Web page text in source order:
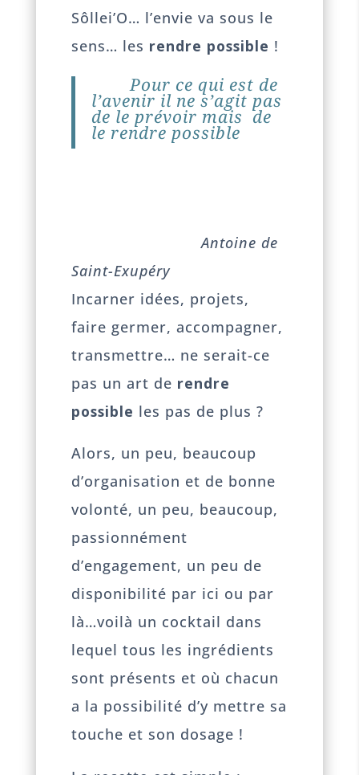
Sôllei’O… l’envie va sous le
sens… les rendre possible !
Pour ce qui est de
l’avenir il ne s’agit pas
de le prévoir mais de
le rendre possible
Antoine de
Saint-Exupéry
Incarner idées, projets,
faire germer, accompagner,
transmettre… ne serait-ce
pas un art de rendre
possible les pas de plus ?
Alors, un peu, beaucoup
d’organisation et de bonne
volonté, un peu, beaucoup,
passionnément
d’engagement, un peu de
disponibilité par ici ou par
là…voilà un cocktail dans
lequel tous les ingrédients
sont présents et où chacun
a la possibilité d’y mettre sa
touche et son dosage !